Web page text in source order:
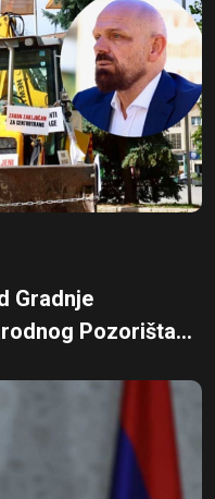
Gradnje
Pozorišta...